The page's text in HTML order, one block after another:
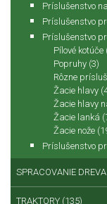
Príslušenstvo
Príslušenstvo
Príslušenstvo
Pílové kotúče
Popruhy (3)
Rôzne
Žacie hlavy
Žacie hlavy
Žacie lanká
Žacie nože
Príslušenstvo
SPRACOVANIE DREVA
TRAKTORY (135)